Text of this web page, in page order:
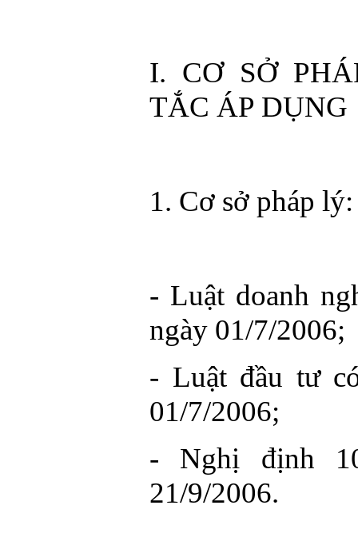
I. CƠ SỞ
TẮC ÁP DỤNG
1. Cơ sở pháp lý:
- Luật doanh
ngày 01/7/2006;
- Luật đầu tư
01/7/2006;
- Nghị định
21/9/2006.